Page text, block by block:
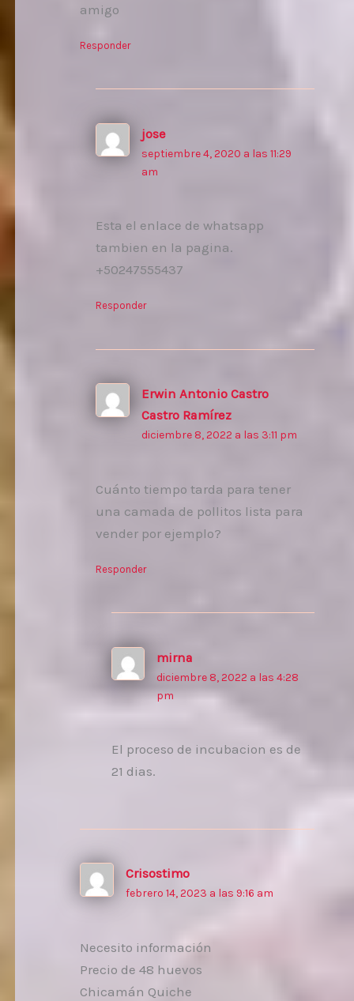
amigo
Responder
jose
septiembre 4, 2020 a las 11:29
am
Esta el enlace de whatsapp
tambien en la pagina.
+50247555437
Responder
Erwin Antonio Castro
Castro Ramírez
diciembre 8, 2022 a las 3:11 pm
Cuánto tiempo tarda para tener
una camada de pollitos lista para
vender por ejemplo?
Responder
mirna
diciembre 8, 2022 a las 4:28
pm
El proceso de incubacion es de
21 dias.
Crisostimo
febrero 14, 2023 a las 9:16 am
Necesito información
Precio de 48 huevos
Chicamán Quiche